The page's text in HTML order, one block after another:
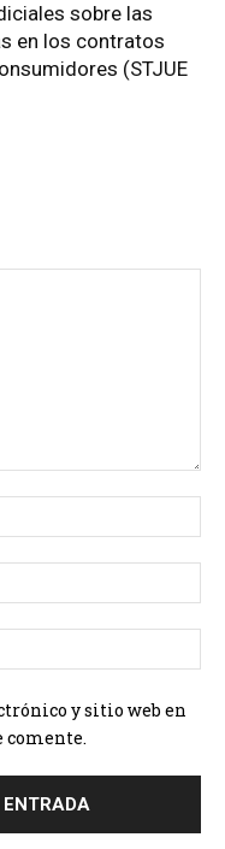
sobre las
en los contratos
(STJUE
y sitio web en
comente.